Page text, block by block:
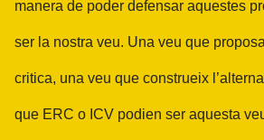
manera de poder defensar aquestes
ser la nostra veu. Una veu que
critica, una veu que construeix
que ERC o ICV podien ser aquesta